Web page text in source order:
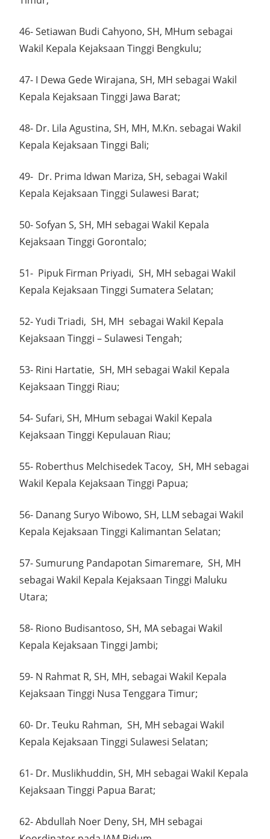
46- Setiawan Budi Cahyono, SH, MHum sebagai
Wakil Kepala Kejaksaan Tinggi Bengkulu;
47- I Dewa Gede Wirajana, SH, MH sebagai Wakil
Kepala Kejaksaan Tinggi Jawa Barat;
48- Dr. Lila Agustina, SH, MH, M.Kn. sebagai Wakil
Kepala Kejaksaan Tinggi Bali;
49- Dr. Prima Idwan Mariza, SH, sebagai Wakil
Kepala Kejaksaan Tinggi Sulawesi Barat;
50- Sofyan S, SH, MH sebagai Wakil Kepala
Kejaksaan Tinggi Gorontalo;
51- Pipuk Firman Priyadi, SH, MH sebagai Wakil
Kepala Kejaksaan Tinggi Sumatera Selatan;
52- Yudi Triadi, SH, MH sebagai Wakil Kepala
Kejaksaan Tinggi – Sulawesi Tengah;
53- Rini Hartatie, SH, MH sebagai Wakil Kepala
Kejaksaan Tinggi Riau;
54- Sufari, SH, MHum sebagai Wakil Kepala
Kejaksaan Tinggi Kepulauan Riau;
55- Roberthus Melchisedek Tacoy, SH, MH sebagai
Wakil Kepala Kejaksaan Tinggi Papua;
56- Danang Suryo Wibowo, SH, LLM sebagai Wakil
Kepala Kejaksaan Tinggi Kalimantan Selatan;
57- Sumurung Pandapotan Simaremare, SH, MH
sebagai Wakil Kepala Kejaksaan Tinggi Maluku
Utara;
58- Riono Budisantoso, SH, MA sebagai Wakil
Kepala Kejaksaan Tinggi Jambi;
59- N Rahmat R, SH, MH, sebagai Wakil Kepala
Kejaksaan Tinggi Nusa Tenggara Timur;
60- Dr. Teuku Rahman, SH, MH sebagai Wakil
Kepala Kejaksaan Tinggi Sulawesi Selatan;
61- Dr. Muslikhuddin, SH, MH sebagai Wakil Kepala
Kejaksaan Tinggi Papua Barat;
62- Abdullah Noer Deny, SH, MH sebagai